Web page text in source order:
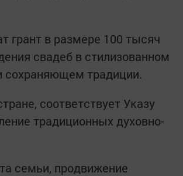
грант в размере 100 тысяч
свадеб в стилизованном
сохраняющем традиции.
соответствует Указу
традиционных духовно-
семьи, продвижение